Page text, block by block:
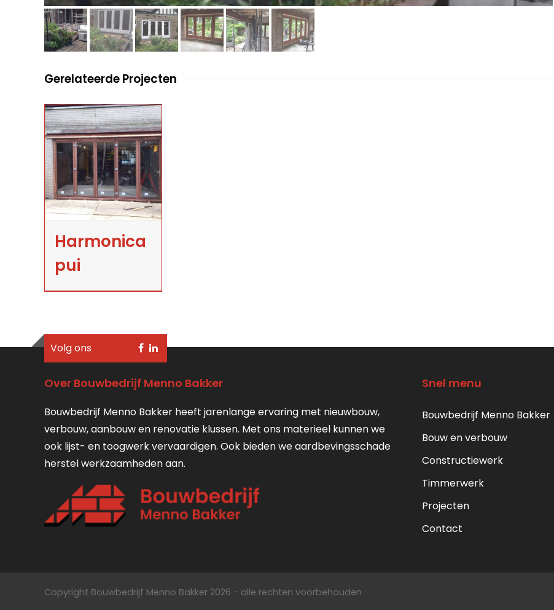
Gerelateerde Projecten
Harmonica
pui
Volg ons
Over Bouwbedrijf Menno Bakker
Bouwbedrijf Menno Bakker heeft jarenlange ervaring met nieuwbouw,
verbouw, aanbouw en renovatie klussen. Met ons materieel kunnen we
ook lijst- en toogwerk vervaardigen. Ook bieden we aardbevingsschade
herstel werkzaamheden aan.
Snel menu
Bouwbedrijf Menno Bakker
Bouw en verbouw
Constructiewerk
Timmerwerk
Projecten
Contact
Copyright Bouwbedrijf Menno Bakker 2026 - alle rechten voorbehouden